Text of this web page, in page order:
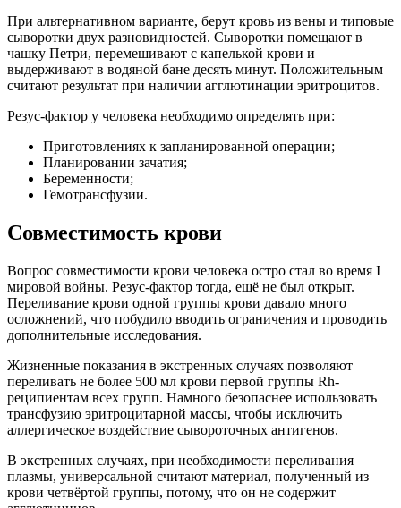
При альтернативном варианте, берут кровь из вены и типовые
сыворотки двух разновидностей. Сыворотки помещают в
чашку Петри, перемешивают с капелькой крови и
выдерживают в водяной бане десять минут. Положительным
считают результат при наличии агглютинации эритроцитов.
Резус-фактор у человека необходимо определять при:
Приготовлениях к запланированной операции;
Планировании зачатия;
Беременности;
Гемотрансфузии.
Совместимость крови
Вопрос совместимости крови человека остро стал во время I
мировой войны. Резус-фактор тогда, ещё не был открыт.
Переливание крови одной группы крови давало много
осложнений, что побудило вводить ограничения и проводить
дополнительные исследования.
Жизненные показания в экстренных случаях позволяют
переливать не более 500 мл крови первой группы Rh-
реципиентам всех групп. Намного безопаснее использовать
трансфузию эритроцитарной массы, чтобы исключить
аллергическое воздействие сывороточных антигенов.
В экстренных случаях, при необходимости переливания
плазмы, универсальной считают материал, полученный из
крови четвёртой группы, потому, что он не содержит